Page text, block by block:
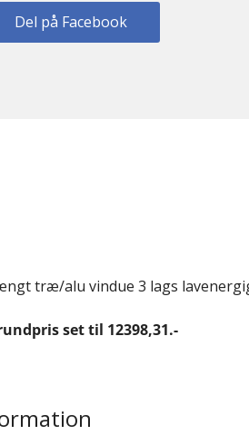
Del på Facebook
træ/alu vindue 3 lags
set til 12398,31.-